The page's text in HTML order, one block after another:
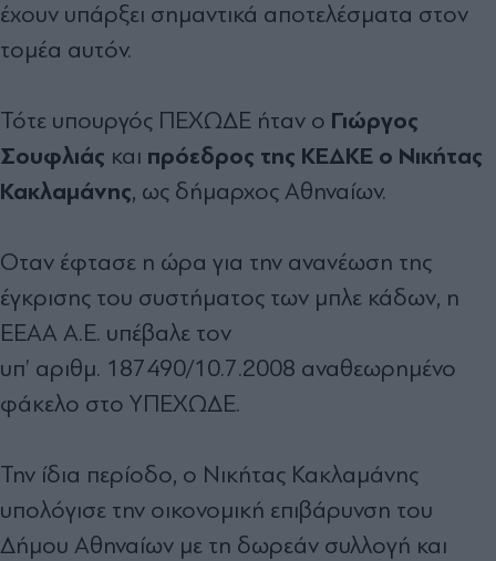
έχουν υπάρξει σηµαντικά αποτελέσµατα στον
τοµέα αυτόν.
Τότε υπουργός ΠΕΧΩ∆Ε ήταν ο Γιώργος
Σουφλιάς και πρόεδρος της ΚΕ∆ΚΕ ο Νικήτας
Κακλαµάνης, ως δήµαρχος Αθηναίων.
Οταν έφτασε η ώρα για την ανανέωση της
έγκρισης του συστήµατος των µπλε κάδων, η
ΕΕΑΑ Α.Ε. υπέβαλε τον
υπ’ αριθµ. 187490/10.7.2008 αναθεωρηµένο
φάκελο στο ΥΠΕΧΩ∆Ε.
Την ίδια περίοδο, ο Νικήτας Κακλαµάνης
υπολόγισε την οικονοµική επιβάρυνση του
∆ήµου Αθηναίων µε τη δωρεάν συλλογή και